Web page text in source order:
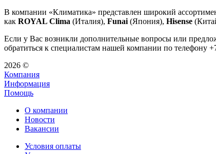
В компании «Климатика» представлен широкий
как ROYAL Clima (Италия), Funai (Япония), Hisense
Если у Вас возникли дополнительные вопросы или
обратиться к специалистам нашей компании по
2026 ©
Компания
Информация
Помощь
О компании
Новости
Вакансии
Условия оплаты